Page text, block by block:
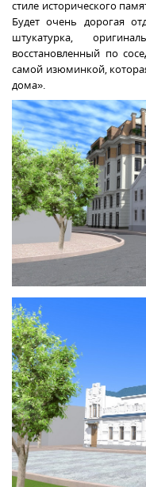
стиле исторического
Будет очень дорогая
штукатурка,
восстановленный по
самой изюминкой,
дома».